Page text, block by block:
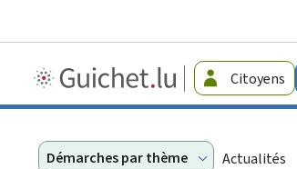
Guichet.lu
-
Citoyens
Démarches par thème Actualités